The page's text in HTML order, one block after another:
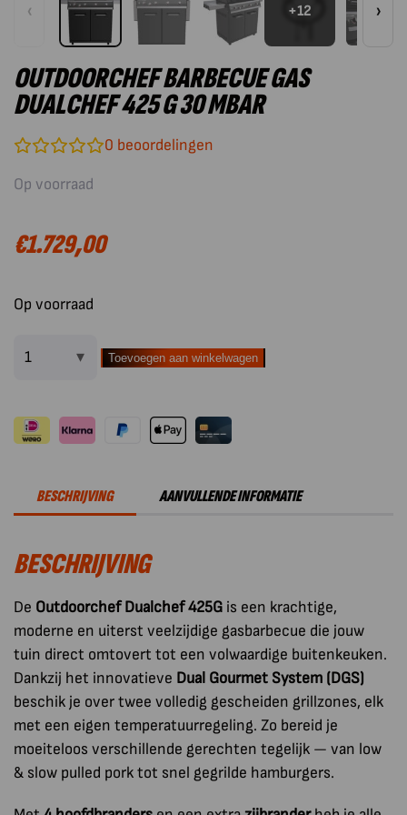
‹ ›
+12
OUTDOORCHEF BARBECUE GAS
DUALCHEF 425 G 30 MBAR
0 beoordelingen
Op voorraad
€1.729,00
Op voorraad
Outdoorchef
Gas
Dualchef
30
aantal
Toevoegen aan winkelwagen
BESCHRIJVING AANVULLENDE INFORMATIE
BESCHRIJVING
De Outdoorchef Dualchef 425G is een krachtige,
moderne en uiterst veelzijdige gasbarbecue die jouw
tuin direct omtovert tot een volwaardige buitenkeuken.
Dankzij het innovatieve Dual Gourmet System (DGS)
beschik je over twee volledig gescheiden grillzones, elk
met een eigen temperatuurregeling. Zo bereid je
moeiteloos verschillende gerechten tegelijk — van low
& slow pulled pork tot snel gegrilde hamburgers.